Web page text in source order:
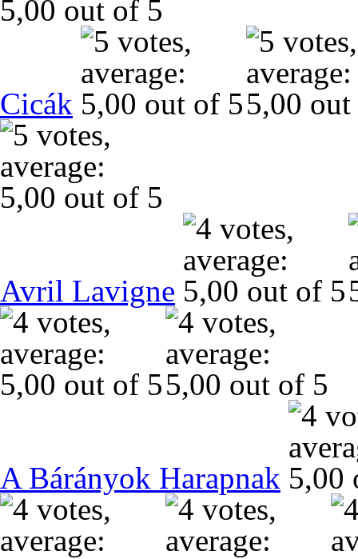
Cicák
Avril Lavigne
A Bárányok Harapnak